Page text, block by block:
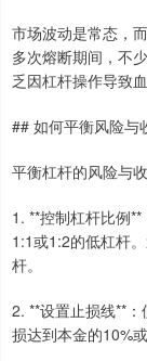
市场波动是常态，
多次熔断期间，不
乏因杠杆操作导致
## 如何平衡风险与
平衡杠杆的风险与
1. **控制杠杆比例
1:1或1:2的低杠杆
杆。
2. **设置止损线**
损达到本金的10%